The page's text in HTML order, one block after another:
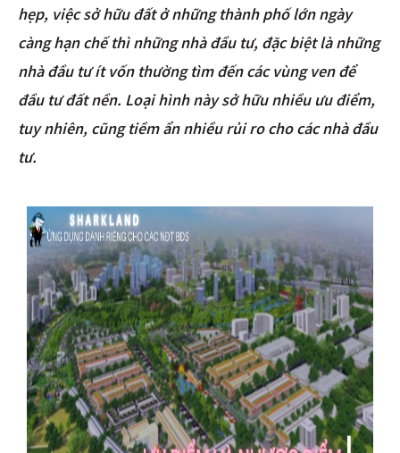
hẹp, việc sở hữu đất ở những thành phố lớn ngày
càng hạn chế thì những nhà đầu tư, đặc biệt là những
nhà đầu tư ít vốn thường tìm đến các vùng ven để
đầu tư đất nền. Loại hình này sở hữu nhiều ưu điểm,
tuy nhiên, cũng tiềm ẩn nhiều rủi ro cho các nhà đầu
tư.